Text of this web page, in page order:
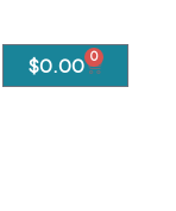
$0.00 0